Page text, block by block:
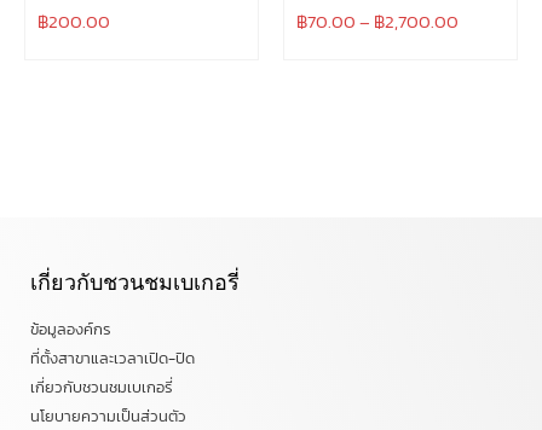
฿200.00 ฿70.00– ฿2,700.00
เกี่ยวกับชวนชมเบเกอรี่
ข้อมูลองค์กร
ที่ตั้งสาขาและเวลาเปิด-ปิด
เกี่ยวกับชวนชมเบเกอรี่
นโยบายความเป็นส่วนตัว